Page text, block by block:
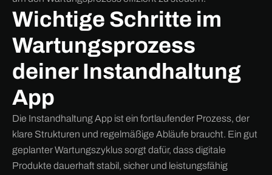
Wichtige Schritte im
Wartungsprozess
deiner Instandhaltung
App
Die Instandhaltung App ist ein fortlaufender Prozess, der
klare Strukturen und regelmäßige Abläufe braucht. Ein gut
geplanter Wartungszyklus sorgt dafür, dass digitale
Produkte dauerhaft stabil, sicher und leistungsfähig